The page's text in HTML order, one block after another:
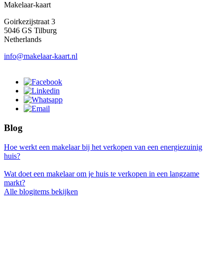
Makelaar-kaart
Goirkezijstraat 3
5046 GS Tilburg
Netherlands
info@makelaar-kaart.nl
Blog
Hoe werkt een makelaar bij het verkopen van een energiezuinig
huis?
Wat doet een makelaar om je huis te verkopen in een langzame
markt?
Alle blogitems bekijken